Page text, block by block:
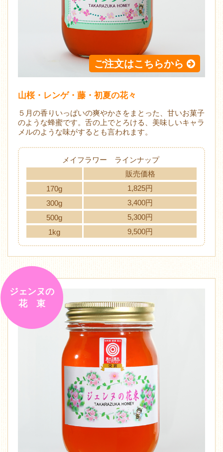
ご注文はこちらから
山桜・レンゲ・藤・初夏の花々
５月の香りいっぱいの爽やかさをまとった、甘いお菓子
のような蜂蜜です。舌の上でとろける、美味しいキャラ
メルのような味がするとも言われます。
メイフラワー ラインナップ
販売価格
170g
1,825円
300g
3,400円
500g
5,300円
1kg
9,500円
ジェンヌの
花 束